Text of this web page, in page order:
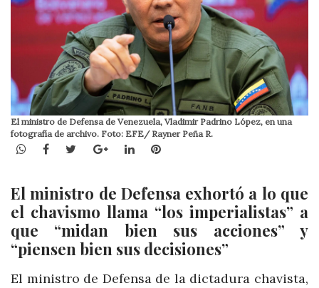
El ministro de Defensa de Venezuela, Vladimir Padrino López, en una
fotografía de archivo. Foto: EFE/ Rayner Peña R.
WhatsApp
Facebook
TwitterGoogle+LinkedInPinterest
El ministro de Defensa exhortó a lo que
el chavismo llama “los imperialistas” a
que “midan bien sus acciones” y
“piensen bien sus decisiones”
El ministro de Defensa de la dictadura chavista,